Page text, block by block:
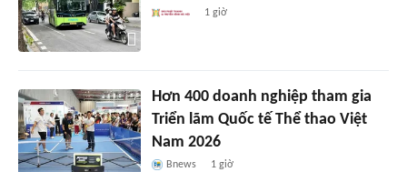
1 giờ
Hơn 400 doanh nghiệp tham gia
Triển lãm Quốc tế Thể thao Việt
Nam 2026
Bnews 1 giờ